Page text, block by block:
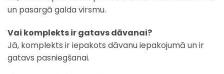
un pasargā galda virsmu.
Vai komplekts ir gatavs dāvanai?
Jā, komplekts ir iepakots dāvanu iepakojumā un ir
gatavs pasniegšanai.